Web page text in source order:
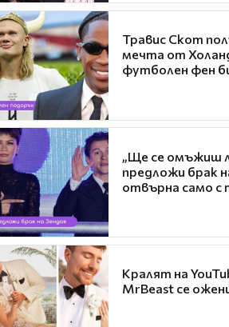
Травис Скот
мечта от
футболен фен
„Ще се омъжиш
предложи брак
отвърна само с
Кралят на
MrBeast се